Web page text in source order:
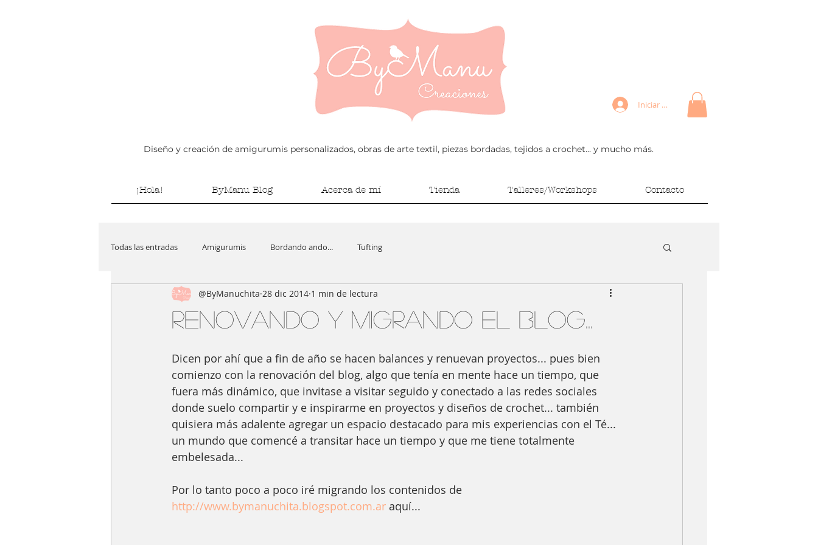
Iniciar sesión
Diseño y creación de amigurumis personalizados, obras de arte textil, piezas bordadas, tejidos a crochet... y mucho más.
¡Hola! ByManu Blog Acerca de mí Tienda Talleres/Workshops Contacto
Todas las entradas Amigurumis Bordando ando... Tufting
Renovando y migrando el blog...
@ByManuchita 28 dic 2014 1 min de lectura
Dicen por ahí que a fin de año se hacen balances y renuevan proyectos... pues bien
comienzo con la renovación del blog, algo que tenía en mente hace un tiempo, que
fuera más dinámico, que invitase a visitar seguido y conectado a las redes sociales
donde suelo compartir y e inspirarme en proyectos y diseños de crochet... también
quisiera más adalente agregar un espacio destacado para mis experiencias con el Té...
un mundo que comencé a transitar hace un tiempo y que me tiene totalmente
embelesada...
Por lo tanto poco a poco iré migrando los contenidos de
http://www.bymanuchita.blogspot.com.ar aquí...